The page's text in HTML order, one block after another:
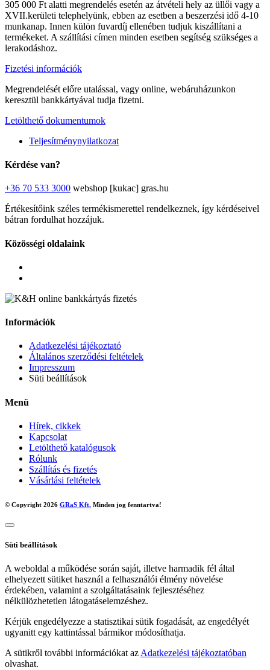
305 000 Ft alatti megrendelés esetén az átvételi hely az üllői vagy a
XVII.kerületi telephelyünk, ebben az esetben a beszerzési idő 4-10
munkanap. Innen külön fuvardíj ellenében tudjuk kiszállítani a
termékeket. A szállítási címen minden esetben segítség szükséges a
lerakodáshoz.
Fizetési információk
Megrendelését előre utalással, vagy online, webáruházunkon
keresztül bankkártyával tudja fizetni.
Letölthető dokumentumok
Teljesítménynyilatkozat
Kérdése van?
+36 70 533 3000 webshop [kukac] gras.hu
Értékesítőink széles termékismerettel rendelkeznek, így kérdéseivel
bátran fordulhat hozzájuk.
Közösségi oldalaink
Információk
Adatkezelési tájékoztató
Általános szerződési feltételek
Impresszum
Süti beállítások
Menü
Hírek, cikkek
Kapcsolat
Letölthető katalógusok
Rólunk
Szállítás és fizetés
Vásárlási feltételek
© Copyright 2026 GRaS Kft. Minden jog fenntartva!
Süti beállítások
A weboldal a működése során saját, illetve harmadik fél által
elhelyezett sütiket használ a felhasználói élmény növelése
érdekében, valamint a szolgáltatásaink fejlesztéséhez
nélkülözhetetlen látogatáselemzéshez.
Kérjük engedélyezze a statisztikai sütik fogadását, az engedélyét
ugyanitt egy kattintással bármikor módosíthatja.
A sütikről további információkat az Adatkezelési tájékoztatóban
olvashat.